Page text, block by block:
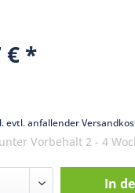
€ *
evtl. anfallender
Vorbehalt 2 - 4
In